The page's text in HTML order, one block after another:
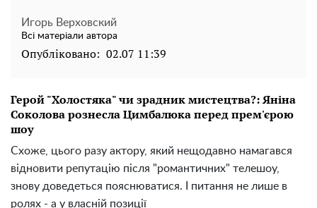
Игорь Верховский
Всі матеріали автора
Опубліковано: 02.07 11:39
Герой "Холостяка" чи зрадник мистецтва?: Яніна
Соколова рознесла Цимбалюка перед прем'єрою
шоу
Схоже, цього разу актору, який нещодавно намагався
відновити репутацію після "романтичних" телешоу,
знову доведеться пояснюватися. І питання не лише в
ролях - а у власній позиції